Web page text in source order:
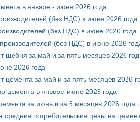
в январе - июне 2026 года
(без НДС) в июне 2026 года
(без НДС) в июне 2026 года
(без НДС) в июне 2026
щебня за май и за пять месяцев 2026
2026 года
цемента за май и за пять месяцев 2026
цемента в январе-июне 2026 года
за июнь и за 6 месяцев 2026 года
средние потребительские цены на